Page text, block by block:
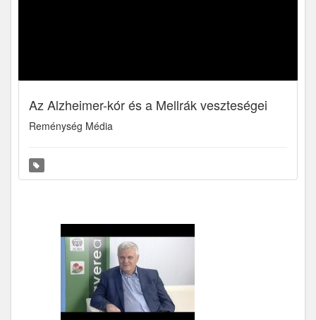
Az Alzheimer-kór és a Mellrák veszteségei
Reménység Média